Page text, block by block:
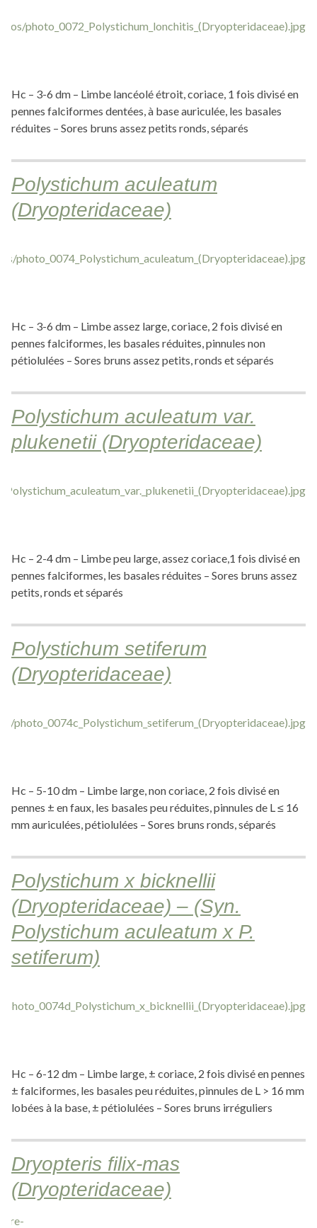
Hc – 3-6 dm – Limbe lancéolé étroit, coriace, 1 fois divisé en
pennes falciformes dentées, à base auriculée, les basales
réduites – Sores bruns assez petits ronds, séparés
Polystichum aculeatum
(Dryopteridaceae)
Hc – 3-6 dm – Limbe assez large, coriace, 2 fois divisé en
pennes falciformes, les basales réduites, pinnules non
pétiolulées – Sores bruns assez petits, ronds et séparés
Polystichum aculeatum var.
plukenetii (Dryopteridaceae)
Hc – 2-4 dm – Limbe peu large, assez coriace,1 fois divisé en
pennes falciformes, les basales réduites – Sores bruns assez
petits, ronds et séparés
Polystichum setiferum
(Dryopteridaceae)
Hc – 5-10 dm – Limbe large, non coriace, 2 fois divisé en
pennes ± en faux, les basales peu réduites, pinnules de L ≤ 16
mm auriculées, pétiolulées – Sores bruns ronds, séparés
Polystichum x bicknellii
(Dryopteridaceae) – (Syn.
Polystichum aculeatum x P.
setiferum)
Hc – 6-12 dm – Limbe large, ± coriace, 2 fois divisé en pennes
± falciformes, les basales peu réduites, pinnules de L > 16 mm
lobées à la base, ± pétiolulées – Sores bruns irréguliers
Dryopteris filix-mas
(Dryopteridaceae)